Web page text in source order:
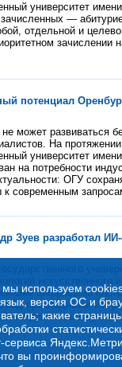
университет
—
отдельной и
зачислении
потенциал
может развиваться
На
университет
на потребности
ОГУ
современным
Зуев разработал
цифровыми
над прикладными ИИ-
закрепились на
используем
версия ОС и
какие
вы